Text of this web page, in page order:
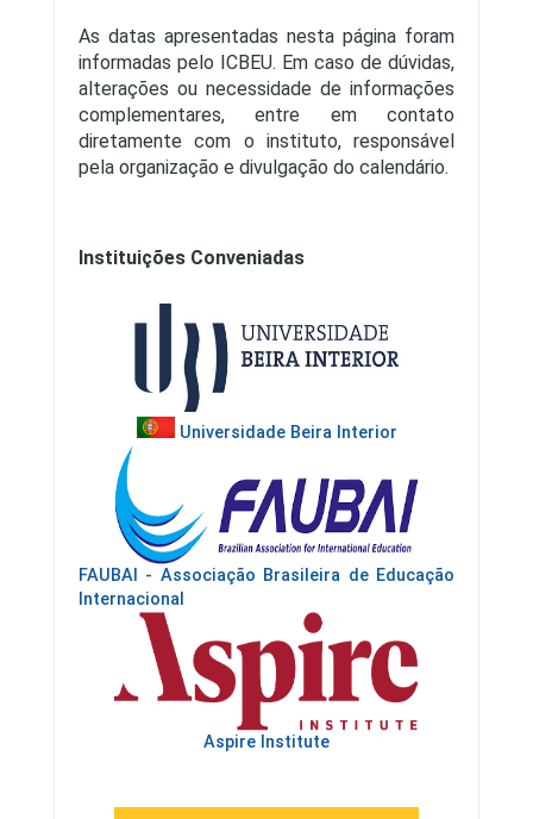
As datas apresentadas nesta página foram
informadas pelo ICBEU. Em caso de dúvidas,
alterações ou necessidade de informações
complementares, entre em contato
diretamente com o instituto, responsável
pela organização e divulgação do calendário.
Instituições Conveniadas
Universidade Beira Interior
FAUBAI - Associação Brasileira de Educação
Internacional
Aspire Institute